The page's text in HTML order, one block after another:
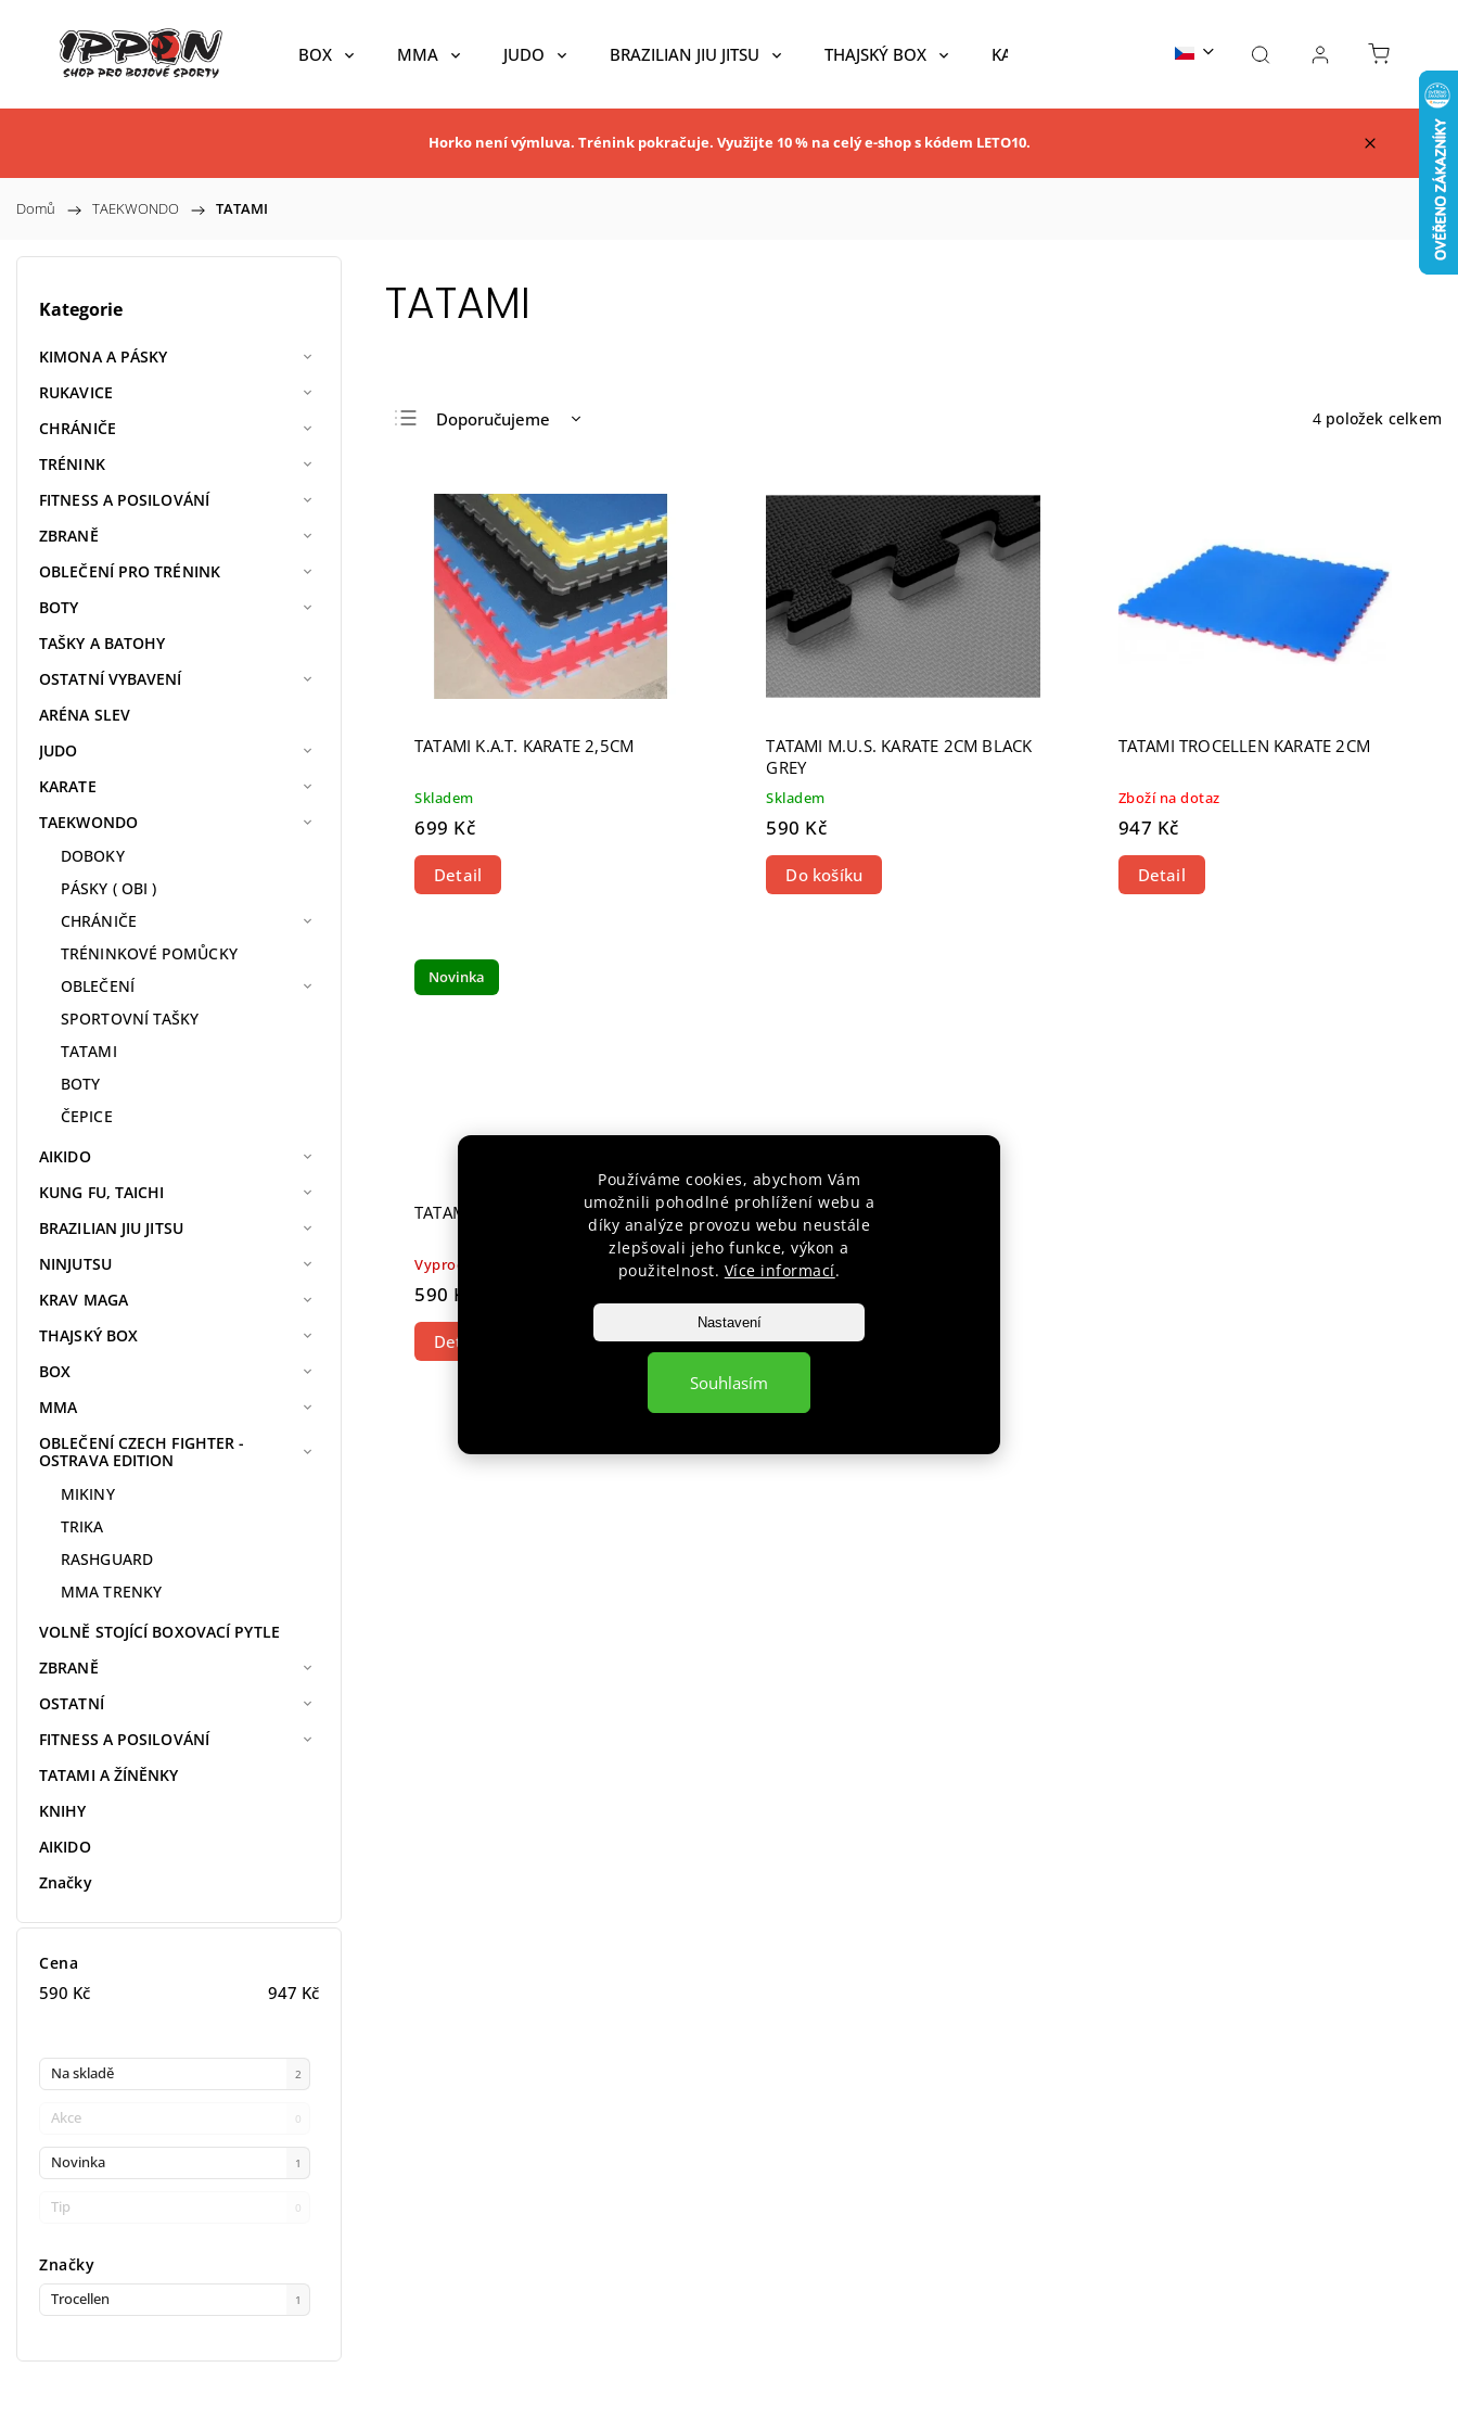
Používáme cookies, abychom Vám
umožnili pohodlné prohlížení webu a
díky analýze provozu webu neustále
zlepšovali jeho funkce, výkon a
použitelnost. Více informací.
Nastavení
Souhlasím
BOX MMA JUDO BRAZILIAN JIU JITSU THAJSKÝ BOX KARATE TAEKWONDO AIKIDO
Horko není výmluva. Trénink pokračuje. Využijte 10 % na celý e-shop s kódem LETO10.
Domů / TAEKWONDO / TATAMI
Kategorie
KIMONA A PÁSKY
RUKAVICE
CHRÁNIČE
TRÉNINK
FITNESS A POSILOVÁNÍ
ZBRANĚ
OBLEČENÍ PRO TRÉNINK
BOTY
TAŠKY A BATOHY
OSTATNÍ VYBAVENÍ
ARÉNA SLEV
JUDO
KARATE
TAEKWONDO
DOBOKY
PÁSKY ( OBI )
CHRÁNIČE
TRÉNINKOVÉ POMŮCKY
OBLEČENÍ
SPORTOVNÍ TAŠKY
TATAMI
BOTY
ČEPICE
AIKIDO
KUNG FU, TAICHI
BRAZILIAN JIU JITSU
NINJUTSU
KRAV MAGA
THAJSKÝ BOX
BOX
MMA
OBLEČENÍ CZECH FIGHTER -
OSTRAVA EDITION
MIKINY
TRIKA
RASHGUARD
MMA TRENKY
VOLNĚ STOJÍCÍ BOXOVACÍ PYTLE
ZBRANĚ
OSTATNÍ
FITNESS A POSILOVÁNÍ
TATAMI A ŽÍNĚNKY
KNIHY
AIKIDO
Značky
Cena
590 Kč 947 Kč
Na skladě 2
Akce 0
Novinka 1
Tip 0
Značky
Trocellen 1
TATAMI
Doporučujeme
Nejdražší
Nejprodávanější
Abecedně
4 položek celkem
TATAMI K.A.T. KARATE 2,5CM
Skladem
699 Kč
Detail
TATAMI M.U.S. KARATE 2CM BLACK
GREY
Skladem
590 Kč
Do košíku
TATAMI TROCELLEN KARATE 2CM
Zboží na dotaz
947 Kč
Detail
Novinka
TATAMI M.U.S. KARATE 2CM
Vyprodáno
590 Kč
Detail